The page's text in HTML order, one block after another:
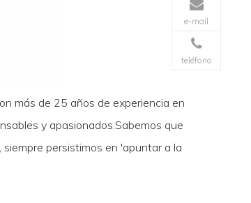
más de 25 años de experiencia en
y apasionados.Sabemos que
persistimos en 'apuntar a la
e-mail
teléfono